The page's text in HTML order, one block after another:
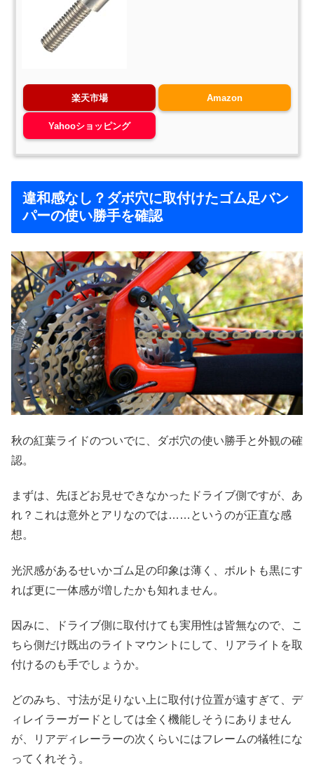
楽天市場 Amazon
Yahooショッピング
違和感なし？ダボ穴に取付けたゴム足バン
パーの使い勝手を確認
秋の紅葉ライドのついでに、ダボ穴の使い勝手と外観の確
認。
まずは、先ほどお見せできなかったドライブ側ですが、あ
れ？これは意外とアリなのでは……というのが正直な感
想。
光沢感があるせいかゴム足の印象は薄く、ボルトも黒にす
れば更に一体感が増したかも知れません。
因みに、ドライブ側に取付けても実用性は皆無なので、こ
ちら側だけ既出のライトマウントにして、リアライトを取
付けるのも手でしょうか。
どのみち、寸法が足りない上に取付け位置が遠すぎて、デ
ィレイラーガードとしては全く機能しそうにありません
が、リアディレーラーの次くらいにはフレームの犠牲にな
ってくれそう。